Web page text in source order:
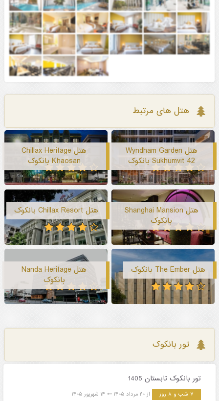
هتل های مرتبط
هتل Wyndham Garden
Sukhumvit 42 بانکوک
هتل Chillax Heritage
Khaosan بانکوک
هتل Shanghai Mansion
بانکوک
هتل Chillax Resort بانکوک
هتل The Ember بانکوک
هتل Nanda Heritage
بانکوک
تور بانکوک
تور بانکوک تابستان 1405
۷ شب و ۸ روز از ۲۰ مرداد ۱۴۰۵
۱۴ شهریور ۱۴۰۵